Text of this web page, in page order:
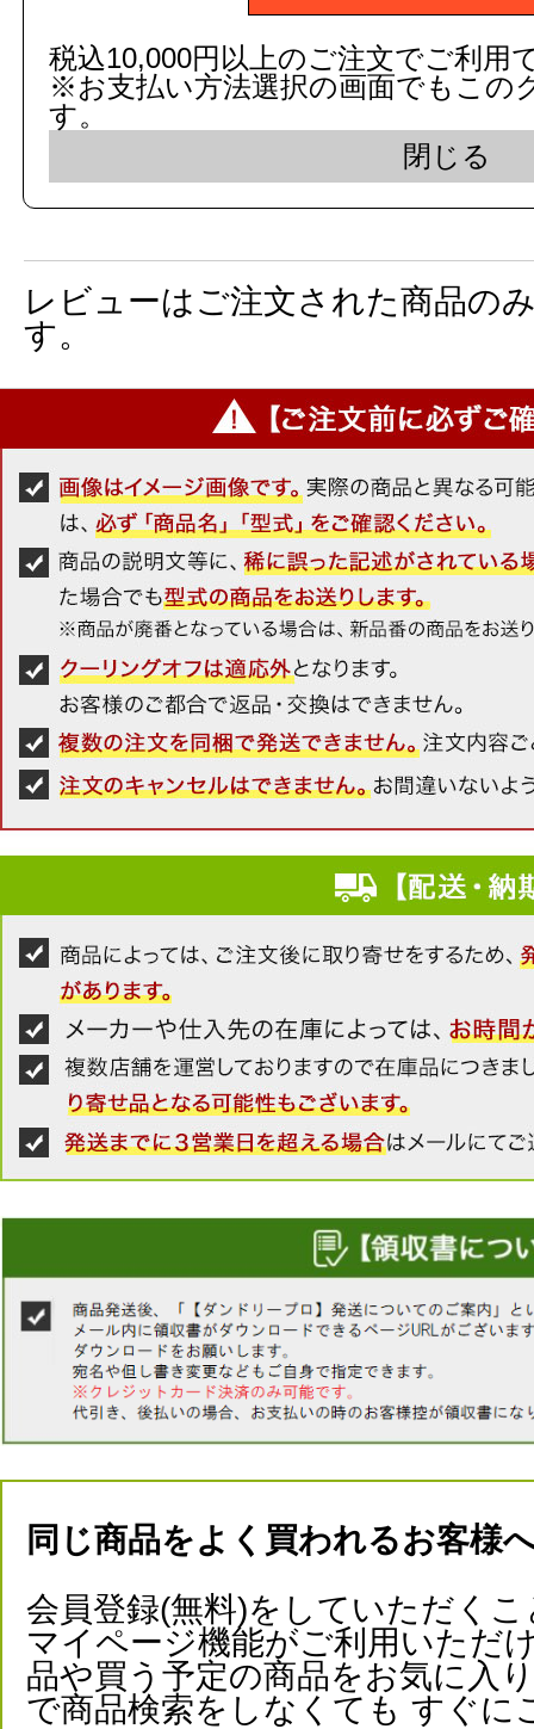
数量
商品名： 二段式タオル掛け
図面画像 参考図を見る
レビューはご注文された商品の
す。
同じ商品をよく買われるお客様
会員登録(無料)をしていただくこ
マイページ機能がご利用いただ
品や買う予定の商品をお気に入
で商品検索をしなくても すぐに
税込10,000円以上のご注文でご利用
※お支払い方法選択の画面でもこの
す。
閉じる